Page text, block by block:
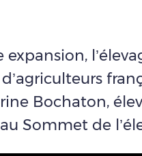
Bochaton,
Sommet de